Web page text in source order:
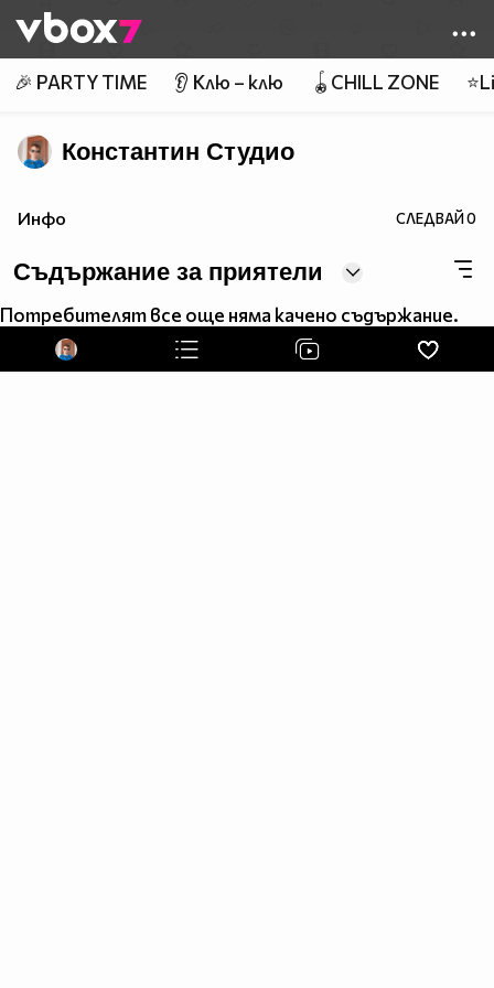
👾
🎉 PARTY TIME 👂 Клю – клю 🪀CHILL ZONE
Константин Студио
Инфо СЛЕДВАЙ0
Съдържание за приятели
Потребителят все още няма качено съдържание.